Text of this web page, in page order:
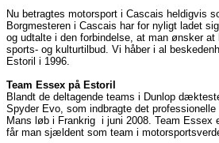
Nu betragtes motorsport i Cascais heldigvis
Borgmesteren i Cascais har for nyligt ladet
og udtalte i den forbindelse, at man ønsker
sports- og kulturtilbud. Vi håber i al
Estoril i 1996.
Team Essex på Estoril
Blandt de deltagende teams i Dunlop
Spyder Evo, som indbragte det
Mans løb i Frankrig i juni 2008. Team
får man sjældent som team i